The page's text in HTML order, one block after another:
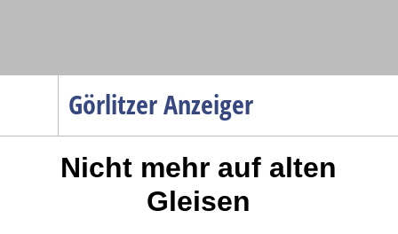
Görlitzer Anzeiger
MenüpunkteNicht mehr auf alten
Gleisen